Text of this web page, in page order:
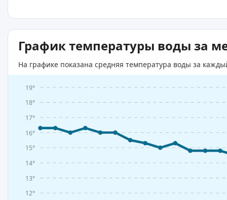
График температуры воды за
На графике показана средняя температура воды за
12°
13°
14°
15°
16°
17°
18°
19°